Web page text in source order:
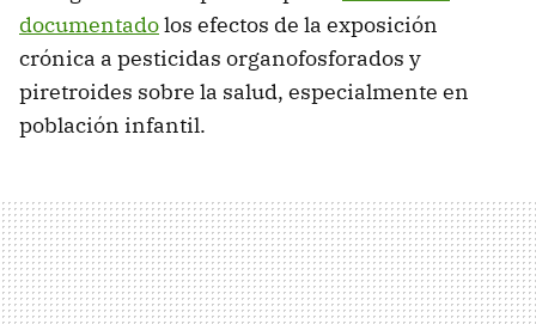
documentadolos efectos de la exposición
crónica a pesticidas organofosforados y
piretroides sobre la salud, especialmente en
población infantil.